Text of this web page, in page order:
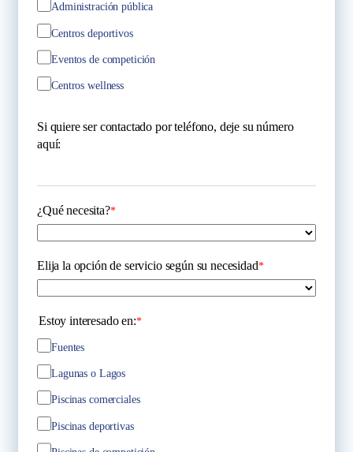
Administración pública
Centros deportivos
Eventos de competición
Centros wellness
Si quiere ser contactado por teléfono, deje su número
aquí:
¿Qué necesita?*
Elija la opción de servicio según su necesidad*
Estoy interesado en:*
Fuentes
Lagunas o Lagos
Piscinas comerciales
Piscinas deportivas